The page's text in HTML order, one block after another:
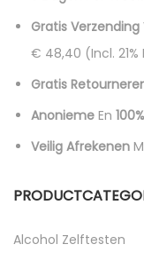
Gratis Verzending
€ 48,40 (incl. 21%
Gratis
Anonieme En
Veilig Afrekenen
Alcohol Zelftesten